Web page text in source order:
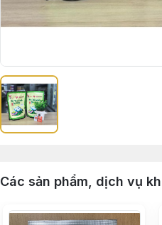
Các sản phẩm, dịch vụ